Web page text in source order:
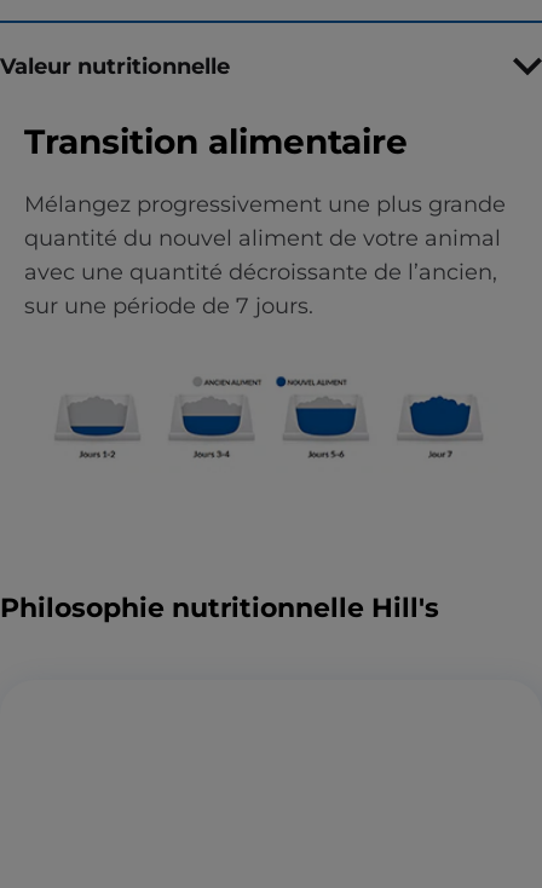
Valeur nutritionnelle
Transition alimentaire
Mélangez progressivement une plus grande
quantité du nouvel aliment de votre animal
avec une quantité décroissante de l’ancien,
sur une période de 7 jours.
Philosophie nutritionnelle Hill's